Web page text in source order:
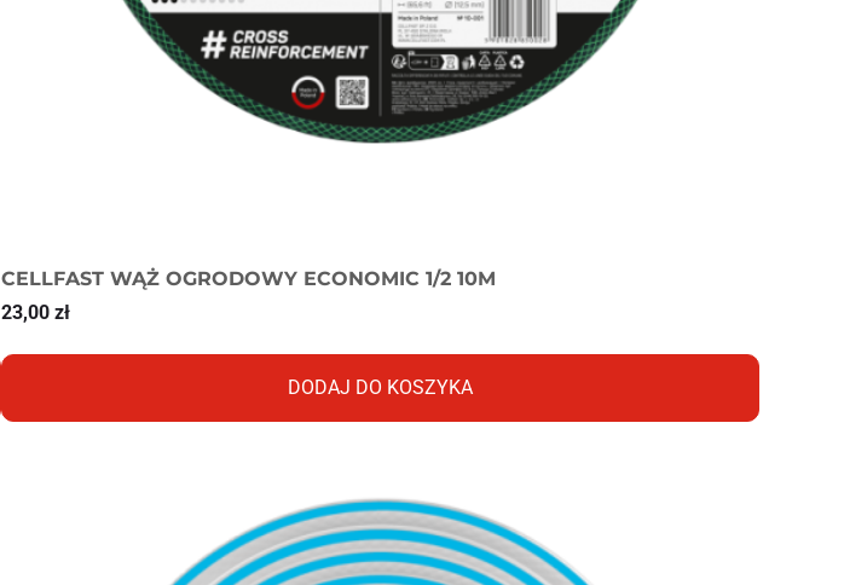
CELLFAST WĄŻ OGRODOWY ECONOMIC 1/2 10M
23,00 zł
DODAJ DO KOSZYKA